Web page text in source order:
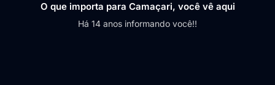
O que importa para Camaçari, você vê aqui
Há 14 anos informando você!!